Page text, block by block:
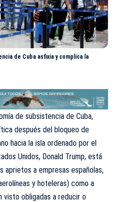
de Cuba asfixia y complica la
de subsistencia de Cuba,
después del bloqueo de
hacia la isla ordenado por el
Unidos, Donald Trump, está
aprietos a empresas españolas,
y hoteleras) como a
visto obligadas a reducir o